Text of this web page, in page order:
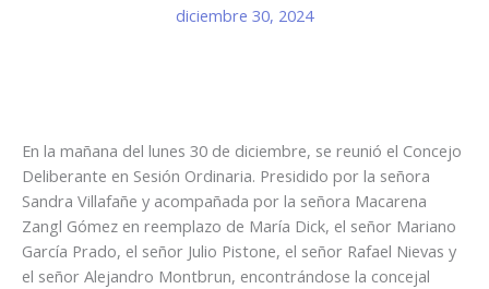
diciembre 30, 2024
En la mañana del lunes 30 de diciembre, se reunió el Concejo
Deliberante en Sesión Ordinaria. Presidido por la señora
Sandra Villafañe y acompañada por la señora Macarena
Zangl Gómez en reemplazo de María Dick, el señor Mariano
García Prado, el señor Julio Pistone, el señor Rafael Nievas y
el señor Alejandro Montbrun, encontrándose la concejal